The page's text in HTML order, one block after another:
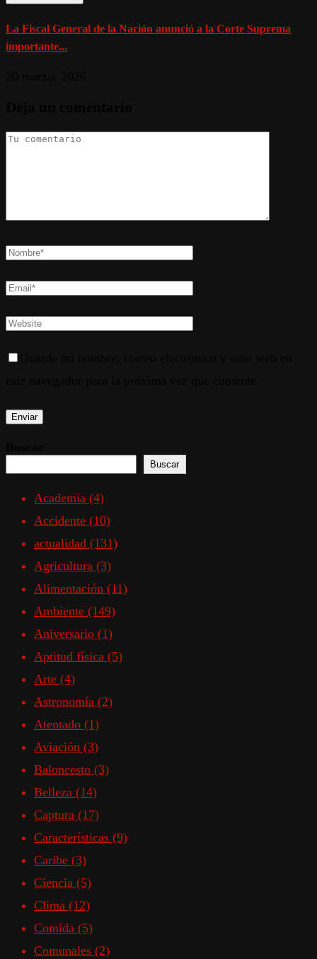
La Fiscal General de la Nación anunció a la Corte Suprema
importante...
Buscar
Academia (4)
Accidente (10)
actualidad (131)
Agricultura (3)
Alimentación (11)
Ambiente (149)
Aniversario (1)
Aptitud física (5)
Arte (4)
Astronomía (2)
Atentado (1)
Aviación (3)
Baloncesto (3)
Belleza (14)
Captura (17)
Características (9)
Caribe (3)
Ciencia (5)
Clima (12)
Comida (5)
Comunales (2)